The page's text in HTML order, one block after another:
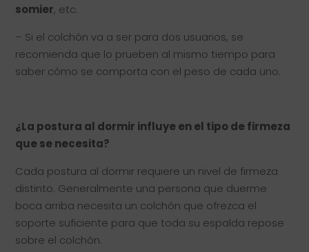
somier, etc.
– Si el colchón va a ser para dos usuarios, se
recomienda que lo prueben al mismo tiempo para
saber cómo se comporta con el peso de cada uno.
¿La postura al dormir influye en el tipo de firmeza
que se necesita?
Cada postura al dormir requiere un nivel de firmeza
distinto. Generalmente una persona que duerme
boca arriba necesita un colchón que ofrezca el
soporte suficiente para que toda su espalda repose
sobre el colchón.